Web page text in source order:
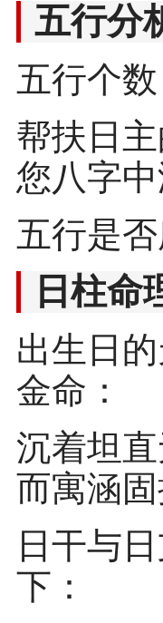
五行分
五行个
帮扶日
您八字
五行是
日柱命
出生日
金命：
沉着坦
而寓涵
日干与
下：